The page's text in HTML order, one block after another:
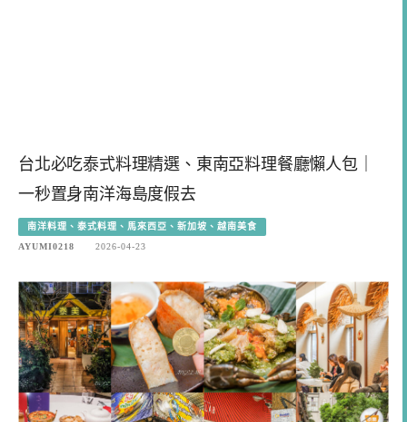
台北必吃泰式料理精選、東南亞料理餐廳懶人包｜
一秒置身南洋海島度假去
南洋料理、泰式料理、馬來西亞、新加坡、越南美食
AYUMI0218
2026-04-23